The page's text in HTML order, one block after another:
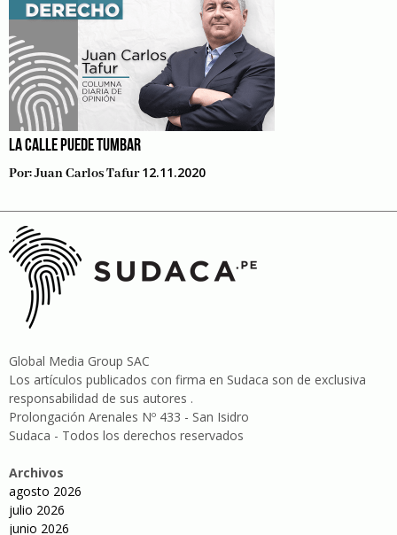
LA CALLE PUEDE TUMBAR
Por:Juan Carlos Tafur 12.11.2020
Global Media Group SAC
Los artículos publicados con firma en Sudaca son de exclusiva
responsabilidad de sus autores .
Prolongación Arenales Nº 433 - San Isidro
Sudaca - Todos los derechos reservados
Archivos
agosto 2026
julio 2026
junio 2026